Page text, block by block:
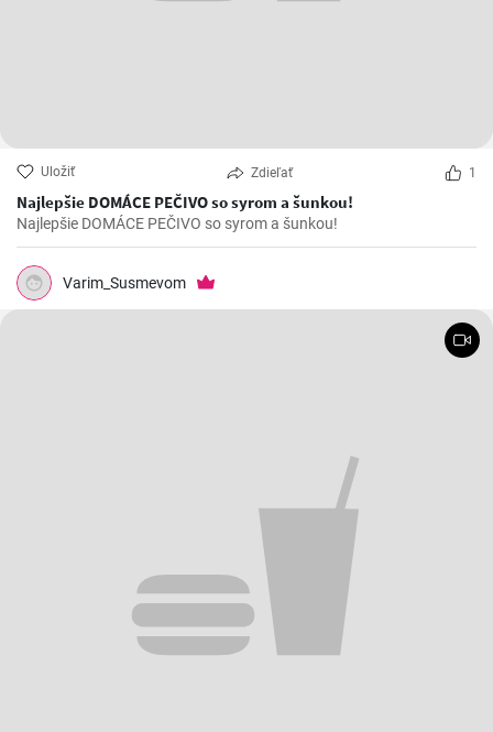
Uložiť Zdieľať 1
Najlepšie DOMÁCE PEČIVO so syrom a šunkou!
Najlepšie DOMÁCE PEČIVO so syrom a šunkou!
Varim_Susmevom